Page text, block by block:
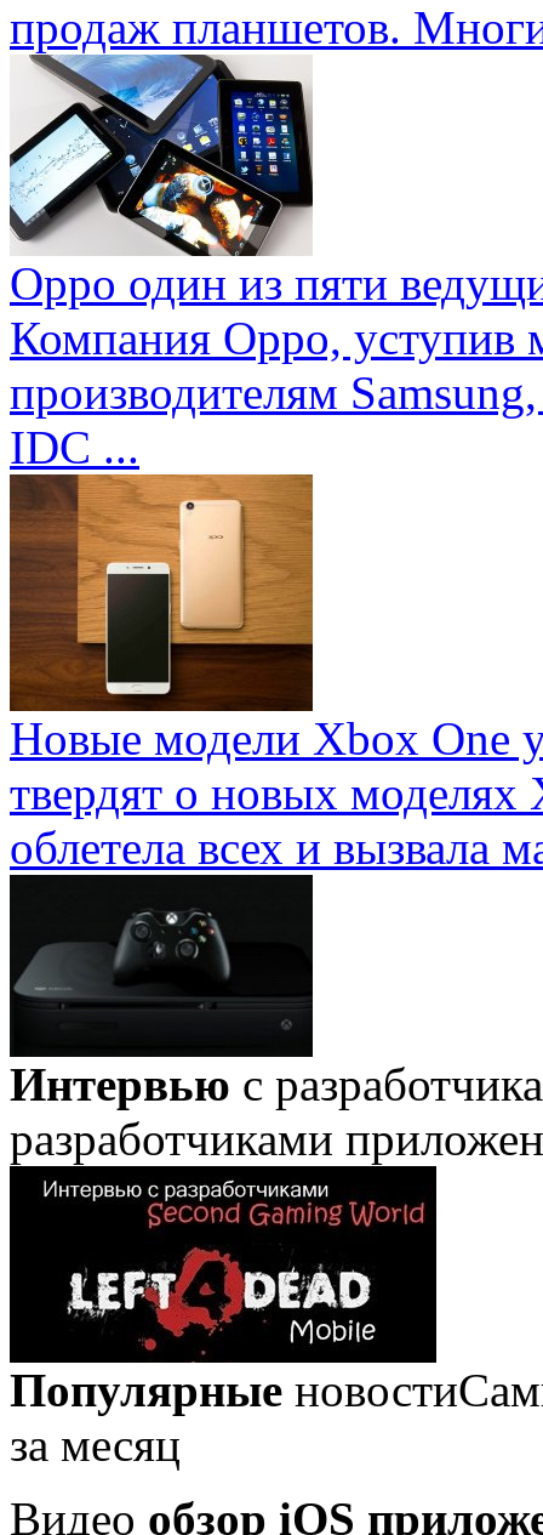
продаж планшетов.
Oppo один из пяти
Компания Oppo, уступив
производителям
IDC ...
Новые модели Xbox One
твердят о новых
облетела всех и вызвала
Интервью с
разработчиками
Популярные новости
за месяц
Видео обзор iOS